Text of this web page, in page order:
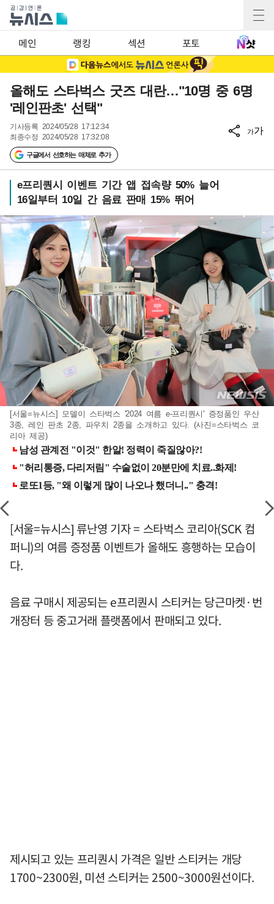
메인 랭킹 섹션 포토
올해도 스타벅스 굿즈 대란…"10명 중 6명
'레인판초' 선택"
기사등록 2024/05/28 17:12:34
최종수정 2024/05/28 17:32:08
구글에서 선호하는 매체로 추가
가가
e프리퀀시 이벤트 기간 앱 접속량 50% 늘어
16일부터 10일 간 음료 판매 15% 뛰어
[서울=뉴시스] 모델이 스타벅스 '2024 여름 e-프리퀀시' 증정품인 우산
3종, 레인 판초 2종, 파우치 2종을 소개하고 있다. (사진=스타벅스 코
리아 제공)
[서울=뉴시스] 류난영 기자 = 스타벅스 코리아(SCK 컴
퍼니)의 여름 증정품 이벤트가 올해도 흥행하는 모습이
다.
음료 구매시 제공되는 e프리퀀시 스티커는 당근마켓·번
개장터 등 중고거래 플랫폼에서 판매되고 있다.
제시되고 있는 프리퀀시 가격은 일반 스티커는 개당
1700~2300원, 미션 스티커는 2500~3000원선이다.